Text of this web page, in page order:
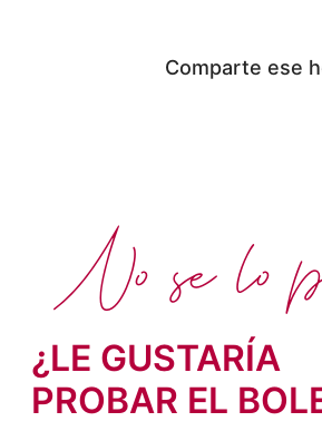
Comparte ese
¿LE GUSTARÍA
PROBAR EL
No se lo